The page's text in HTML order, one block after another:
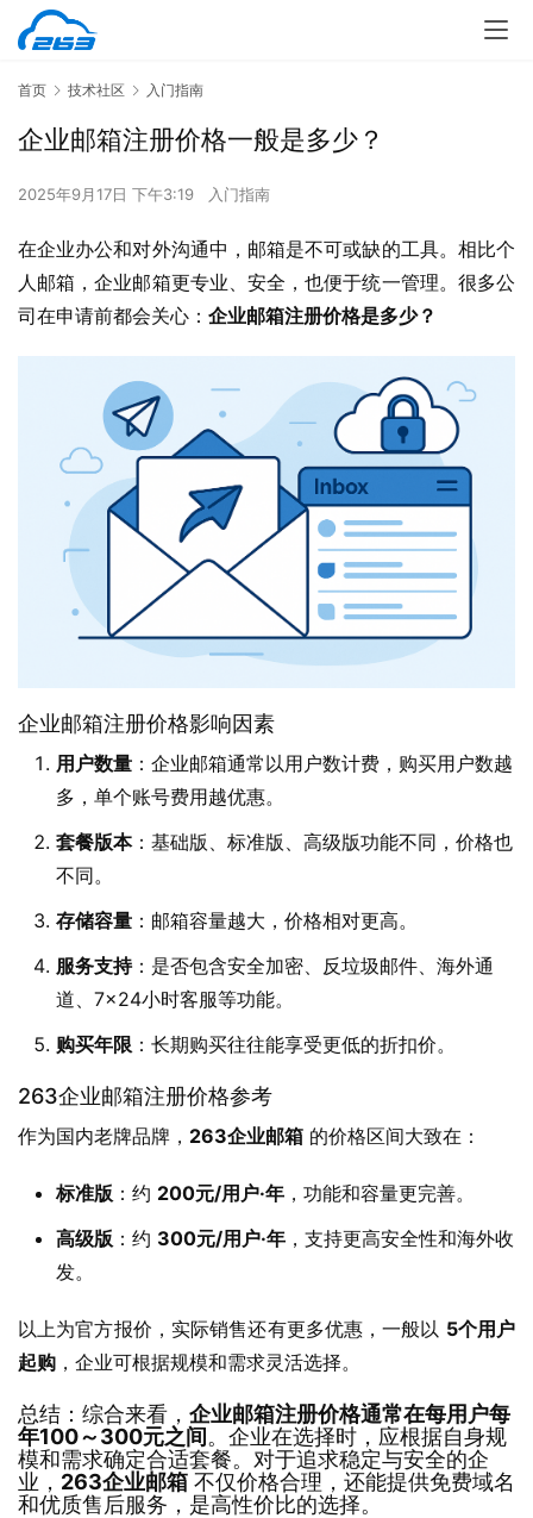
首页 技术社区 入门指南
企业邮箱注册价格一般是多少？
2025年9月17日 下午3:19 入门指南
在企业办公和对外沟通中，邮箱是不可或缺的工具。相比个
人邮箱，企业邮箱更专业、安全，也便于统一管理。很多公
司在申请前都会关心： 企业邮箱注册价格是多少？
企业邮箱注册价格影响因素
用户数量 ：企业邮箱通常以用户数计费，购买用户数越
多，单个账号费用越优惠。
套餐版本：基础版、标准版、高级版功能不同，价格也
不同。
存储容量 ：邮箱容量越大，价格相对更高。
服务支持：是否包含安全加密、反垃圾邮件、海外通
道、7×24小时客服等功能。
购买年限 ：长期购买往往能享受更低的折扣价。
263企业邮箱注册价格参考
作为国内老牌品牌， 263企业邮箱 的价格区间大致在：
标准版 ：约 200元/用户·年 ，功能和容量更完善。
高级版 ：约 300元/用户·年 ，支持更高安全性和海外收
发。
以上为官方报价，实际销售还有更多优惠，一般以 5个用户
起购 ，企业可根据规模和需求灵活选择。
总结：综合来看， 企业邮箱注册价格通常在每用户每
年100～300元之间 。企业在选择时，应根据自身规
模和需求确定合适套餐。对于追求稳定与安全的企
业， 263企业邮箱 不仅价格合理，还能提供免费域名
和优质售后服务，是高性价比的选择。